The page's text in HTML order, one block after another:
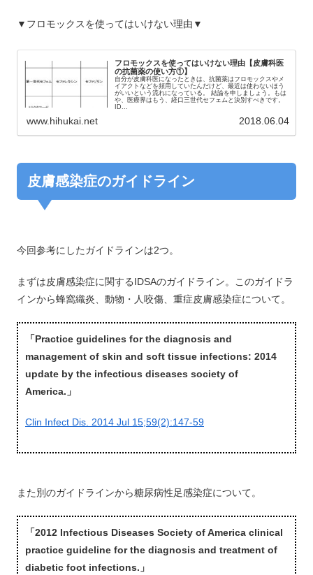
▼フロモックスを使ってはいけない理由▼
フロモックスを使ってはいけない理由【皮膚科医
の抗菌薬の使い方①】
自分が皮膚科医になったときは、抗菌薬はフロモックスやメ
イアクトなどを頻用していたんだけど、最近は使わないほう
がいいという流れになっている。 結論を申しましょう。もは
や、医療界はもう、経口三世代セフェムと決別すべきです。
ID...
www.hihukai.net 2018.06.04
皮膚感染症のガイドライン
今回参考にしたガイドラインは2つ。
まずは皮膚感染症に関するIDSAのガイドライン。このガイドラ
インから蜂窩織炎、動物・人咬傷、重症皮膚感染症について。
「Practice guidelines for the diagnosis and
management of skin and soft tissue infections: 2014
update by the infectious diseases society of
America.」
Clin Infect Dis. 2014 Jul 15;59(2):147-59
また別のガイドラインから糖尿病性足感染症について。
「2012 Infectious Diseases Society of America clinical
practice guideline for the diagnosis and treatment of
diabetic foot infections.」